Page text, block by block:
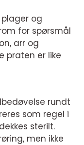
og
for spørsmål
arr og
praten er like
rundt
som regel i
sterilt.
men ikke